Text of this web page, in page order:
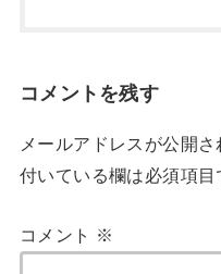
コメントを残す
メールアドレスが公開さ
付いている欄は必須項目
コメント ※